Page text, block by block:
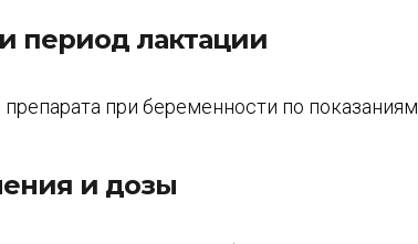
период лактации
при беременности по показаниям.
и дозы